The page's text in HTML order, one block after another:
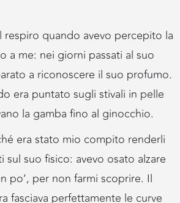
quando avevo percepito la
a me: nei giorni passati al suo
a riconoscere il suo profumo.
era puntato sugli stivali in pelle
la gamba fino al ginocchio.
era stato mio compito renderli
sul suo fisico: avevo osato alzare
po’, per non farmi scoprire. Il
fasciava perfettamente le curve